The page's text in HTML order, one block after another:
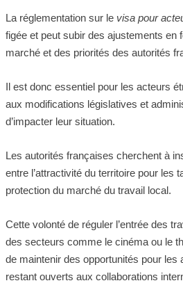
La réglementation sur le visa pour
figée et peut subir des ajustements en
marché et des priorités des autorités
Il est donc essentiel pour les acteurs
aux modifications législatives et
d’impacter leur situation.
Les autorités françaises cherchent à
entre l’attractivité du territoire pour les
protection du marché du travail local.
Cette volonté de réguler l’entrée des
des secteurs comme le cinéma ou le
de maintenir des opportunités pour les
restant ouverts aux collaborations